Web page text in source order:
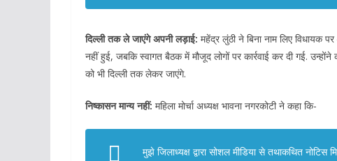
दिल्ली तक ले जाएंगे अपनी लड़ाई: महेंद्र लुंठी ने बिना नाम लिए विधायक
नहीं हुई, जबकि स्वागत बैठक में मौजूद लोगों पर कार्रवाई कर दी गई.
को भी दिल्ली तक लेकर जाएंगे.
निष्कासन मान्य नहीं: महिला मोर्चा अध्यक्ष भावना नगरकोटी ने कहा कि-
मुझे जिलाध्यक्ष द्वारा सोशल मीडिया से तथाकथित नोटिस